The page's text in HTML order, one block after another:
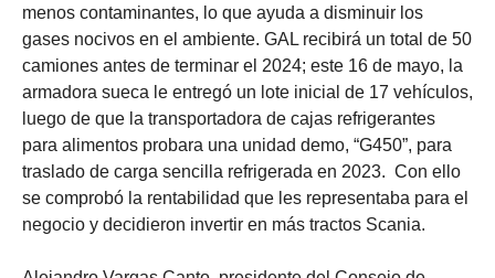
menos contaminantes, lo que ayuda a disminuir los
gases nocivos en el ambiente. GAL recibirá un total de 50
camiones antes de terminar el 2024; este 16 de mayo, la
armadora sueca le entregó un lote inicial de 17 vehículos,
luego de que la transportadora de cajas refrigerantes
para alimentos probara una unidad demo, “G450”, para
traslado de carga sencilla refrigerada en 2023. Con ello
se comprobó la rentabilidad que les representaba para el
negocio y decidieron invertir en más tractos Scania.